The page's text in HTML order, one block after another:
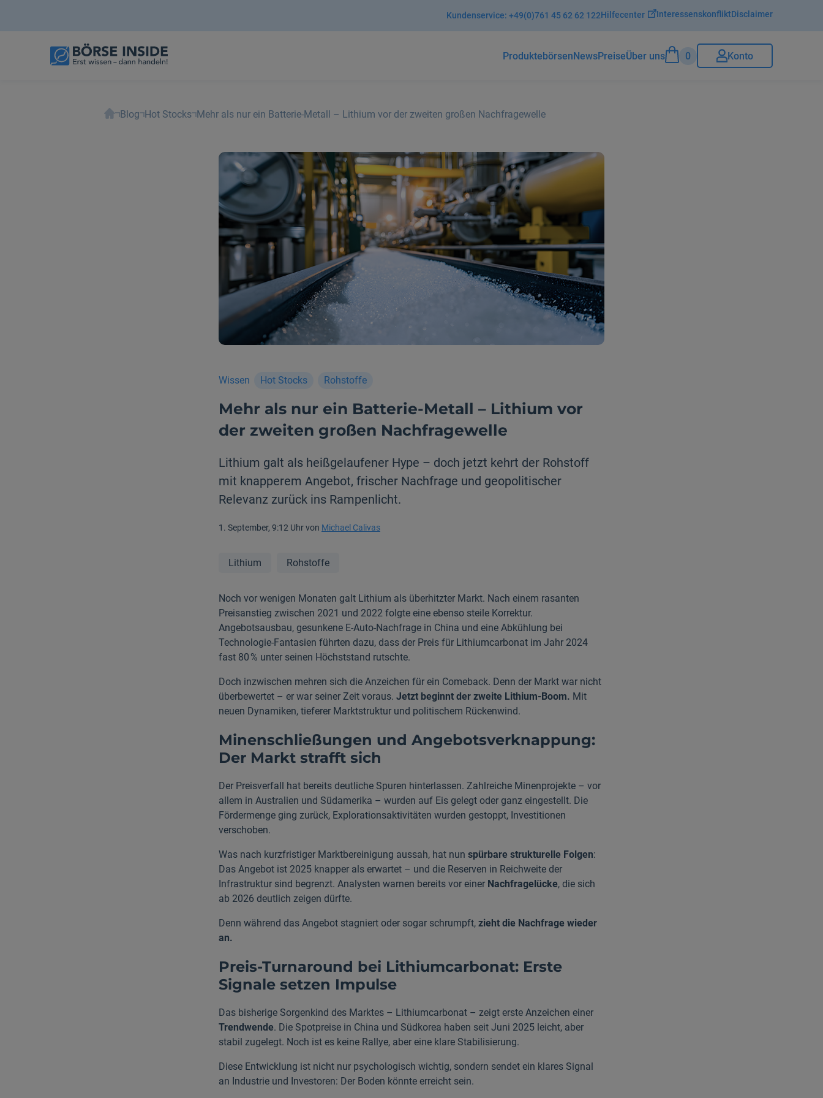
Kundenservice:+49(0)761 45 62 62 122Hilfecenter InteressenskonfliktDisclaimer
ProduktebörsenNewsPreiseÜber uns 0 Konto
Blog Hot Stocks Mehr als nur ein Batterie-Metall – Lithium vor der zweiten großen Nachfragewelle
Wissen Hot Stocks Rohstoffe
Mehr als nur ein Batterie-Metall – Lithium vor
der zweiten großen Nachfragewelle
Lithium galt als heißgelaufener Hype – doch jetzt kehrt der Rohstoff
mit knapperem Angebot, frischer Nachfrage und geopolitischer
Relevanz zurück ins Rampenlicht.
1. September, 9:12 Uhr von Michael Calivas
Lithium Rohstoffe
Noch vor wenigen Monaten galt Lithium als überhitzter Markt. Nach einem rasanten
Preisanstieg zwischen 2021 und 2022 folgte eine ebenso steile Korrektur.
Angebotsausbau, gesunkene E-Auto-Nachfrage in China und eine Abkühlung bei
Technologie-Fantasien führten dazu, dass der Preis für Lithiumcarbonat im Jahr 2024
fast 80 % unter seinen Höchststand rutschte.
Doch inzwischen mehren sich die Anzeichen für ein Comeback. Denn der Markt war nicht
überbewertet – er war seiner Zeit voraus. Jetzt beginnt der zweite Lithium-Boom. Mit
neuen Dynamiken, tieferer Marktstruktur und politischem Rückenwind.
Minenschließungen und Angebotsverknappung:
Der Markt strafft sich
Der Preisverfall hat bereits deutliche Spuren hinterlassen. Zahlreiche Minenprojekte – vor
allem in Australien und Südamerika – wurden auf Eis gelegt oder ganz eingestellt. Die
Fördermenge ging zurück, Explorationsaktivitäten wurden gestoppt, Investitionen
verschoben.
Was nach kurzfristiger Marktbereinigung aussah, hat nun spürbare strukturelle Folgen:
Das Angebot ist 2025 knapper als erwartet – und die Reserven in Reichweite der
Infrastruktur sind begrenzt. Analysten warnen bereits vor einer Nachfragelücke, die sich
ab 2026 deutlich zeigen dürfte.
Denn während das Angebot stagniert oder sogar schrumpft, zieht die Nachfrage wieder
an.
Preis-Turnaround bei Lithiumcarbonat: Erste
Signale setzen Impulse
Das bisherige Sorgenkind des Marktes – Lithiumcarbonat – zeigt erste Anzeichen einer
Trendwende. Die Spotpreise in China und Südkorea haben seit Juni 2025 leicht, aber
stabil zugelegt. Noch ist es keine Rallye, aber eine klare Stabilisierung.
Diese Entwicklung ist nicht nur psychologisch wichtig, sondern sendet ein klares Signal
an Industrie und Investoren: Der Boden könnte erreicht sein.